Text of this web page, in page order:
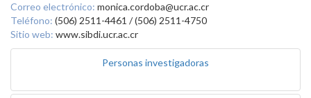
Correo electrónico: monica.cordoba@ucr.ac.cr
Teléfono: (506) 2511-4461 / (506) 2511-4750
Sitio web: www.sibdi.ucr.ac.cr
Personas investigadoras